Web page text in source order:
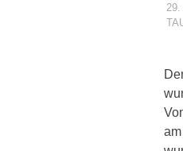
29.